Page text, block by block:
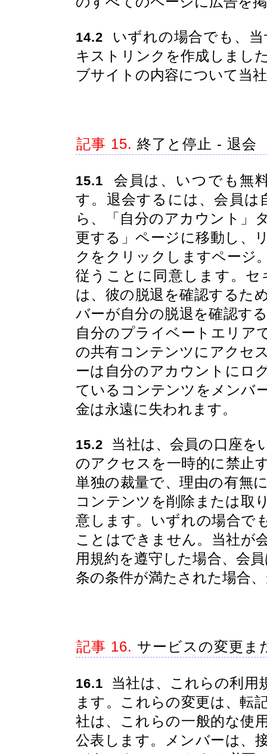
14.2 いずれの場合でも、
キストリンクを作成しまし
ブサイトの内容について当
記事 15. 終了と停止 - 退会
15.1 会員は、いつでも無
す。退会するには、会員
ら、「自分のアカウント」
更する」ページに移動し、
クをクリックしますページ
従うことに同意します。
は、彼の脱退を確認するた
バーが自分の脱退を確認す
自分のプライベートエリア
の共有コンテンツにアクセ
ーは自分のアカウントにロ
ているコンテンツをメンバ
金は永遠に失われます。
15.2 当社は、会員の口座を
のアクセスを一時的に禁止
単独の裁量で、理由の有無
コンテンツを削除または取
意します。いずれの場合で
ことはできません。当社が
用規約を遵守した場合、会
条の条件が満たされた場合
記事 16. サービスの変更ま
16.1 当社は、これらの利用
ます。これらの変更は、転
社は、これらの一般的な使
公表します。メンバーは、